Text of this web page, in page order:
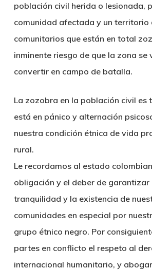
población civil herida o lesionada,
comunidad afectada y un territorio
comunitarios que están en total
inminente riesgo de que la zona se
convertir en campo de batalla.
La zozobra en la población civil es
está en pánico y alternación
nuestra condición étnica de vida
rural.
Le recordamos al estado
obligación y el deber de garantizar
tranquilidad y la existencia de
comunidades en especial por
grupo étnico negro. Por
partes en conflicto el respeto al
internacional humanitario, y